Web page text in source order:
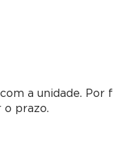
a unidade.
o prazo.